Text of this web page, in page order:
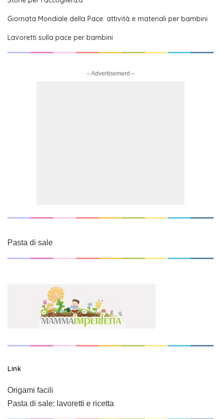
Giornata Mondiale della Pace: attività e materiali per bambini
Lavoretti sulla pace per bambini
– Advertisement –
Pasta di sale
Link
Origami facili
Pasta di sale: lavoretti e ricetta